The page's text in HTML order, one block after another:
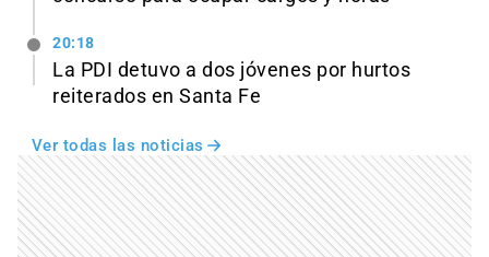
20:18
La PDI detuvo a dos jóvenes por hurtos
reiterados en Santa Fe
Ver todas las noticias